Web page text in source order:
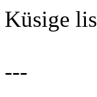
Küsige
---